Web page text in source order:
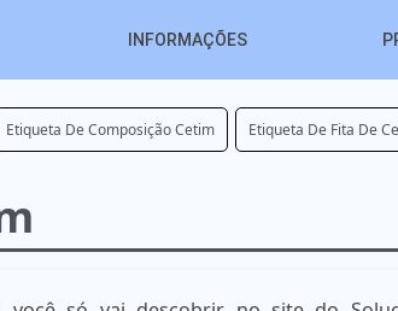
INFORMAÇÕES
Etiqueta De Composição Cetim Etiqueta De Fita De